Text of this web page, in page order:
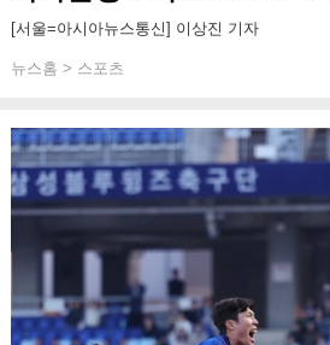
[서울=아시아뉴스통신] 이상진 기자
뉴스홈 > 스포츠